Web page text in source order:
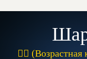
(Возрастная